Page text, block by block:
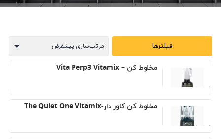
فیلترها
مخلوط کن – Vita Perp3 Vitamix
مخلوط کن کاور دار-The Quiet One Vitamix